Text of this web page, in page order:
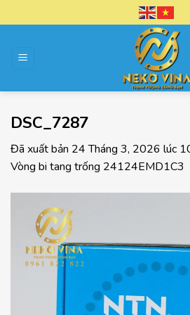
đến
dung
DSC_7287
Đã xuất bản 24 Tháng 3, 2026 lúc
Vòng bi tang trống 24124EMD1C3